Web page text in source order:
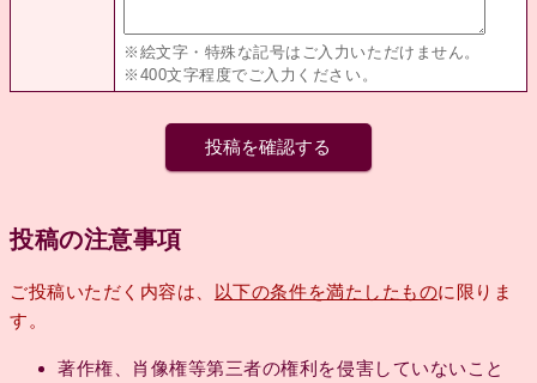
※絵文字・特殊な記号はご入力いただけません。
※400文字程度でご入力ください。
投稿の注意事項
ご投稿いただく内容は、 以下の条件を満たしたものに限りま
す。
著作権、肖像権等第三者の権利を侵害していないこと